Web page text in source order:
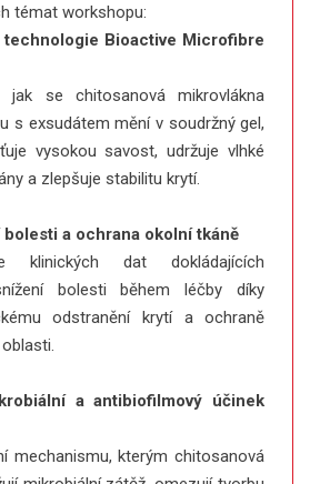
témat workshopu:
Bioactive Microfibre
jak se chitosanová mikrovlákna
s exsudátem mění v soudržný gel,
vysokou savost, udržuje vlhké
a zlepšuje stabilitu krytí.
bolesti a ochrana okolní tkáně
klinických dat dokládajících
bolesti během léčby díky
odstranění krytí a ochraně
a antibiofilmový účinek
mechanismu, kterým chitosanová